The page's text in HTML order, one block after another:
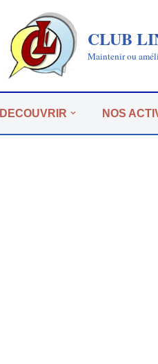
CLUB
Maintenir ou
NOS